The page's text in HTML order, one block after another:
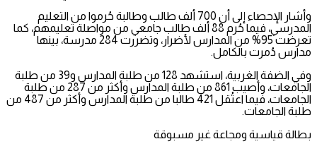
وأشار الإحصاء إلى أن 700 ألف طالب وطالبة حُرموا من التعليم
المدرسي، فيما حُرم 88 ألف طالب جامعي من مواصلة تعليمهم، كما
تعرضت 95% من المدارس لأضرار، وتضررت 284 مدرسة، بينها
مدارس دُمرت بالكامل.
وفي الضفة الغربية، استشهد 128 من طلبة المدارس و39 من طلبة
الجامعات، وأصيب 861 من طلبة المدارس وأكثر من 287 من طلبة
الجامعات، فيما اعتُقل 421 طالبا من طلبة المدارس وأكثر من 487 من
طلبة الجامعات.
بطالة قياسية ومجاعة غير مسبوقة